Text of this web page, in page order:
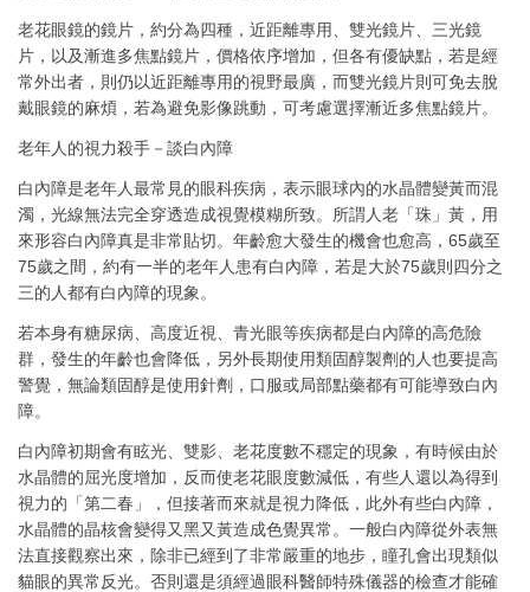
老花眼鏡的鏡片，約分為四種，近距離專用、雙光鏡片、三光鏡
片，以及漸進多焦點鏡片，價格依序增加，但各有優缺點，若是經
常外出者，則仍以近距離專用的視野最廣，而雙光鏡片則可免去脫
戴眼鏡的麻煩，若為避免影像跳動，可考慮選擇漸近多焦點鏡片。
老年人的視力殺手－談白內障
白內障是老年人最常見的眼科疾病，表示眼球內的水晶體變黃而混
濁，光線無法完全穿透造成視覺模糊所致。所謂人老「珠」黃，用
來形容白內障真是非常貼切。年齡愈大發生的機會也愈高，65歲至
75歲之間，約有一半的老年人患有白內障，若是大於75歲則四分之
三的人都有白內障的現象。
若本身有糖尿病、高度近視、青光眼等疾病都是白內障的高危險
群，發生的年齡也會降低，另外長期使用類固醇製劑的人也要提高
警覺，無論類固醇是使用針劑，口服或局部點藥都有可能導致白內
障。
白內障初期會有眩光、雙影、老花度數不穩定的現象，有時候由於
水晶體的屈光度增加，反而使老花眼度數減低，有些人還以為得到
視力的「第二春」，但接著而來就是視力降低，此外有些白內障，
水晶體的晶核會變得又黑又黃造成色覺異常。一般白內障從外表無
法直接觀察出來，除非已經到了非常嚴重的地步，瞳孔會出現類似
貓眼的異常反光。否則還是須經過眼科醫師特殊儀器的檢查才能確